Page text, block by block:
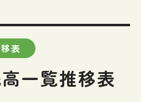
表
一覧推移表